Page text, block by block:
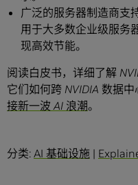
广泛的服务器制造商支
用于大多数企业级服务
现高效节能。
阅读白皮书，详细了解
它们如何跨 NVIDIA 数据中
接新一波 AI 浪潮。
分类: AI 基础设施 |